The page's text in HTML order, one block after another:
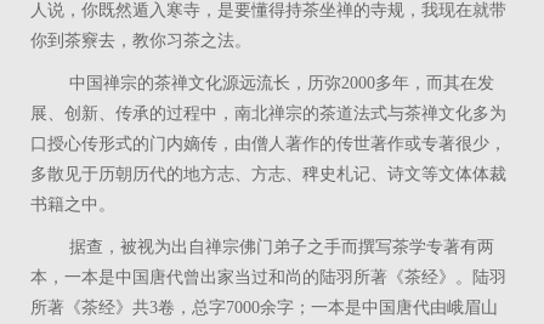
人说，你既然遁入寒寺，是要懂得持茶坐禅的寺规，我现在就带
你到茶竂去，教你习茶之法。
中国禅宗的茶禅文化源远流长，历弥2000多年，而其在发
展、创新、传承的过程中，南北禅宗的茶道法式与茶禅文化多为
口授心传形式的门内嫡传，由僧人著作的传世著作或专著很少，
多散见于历朝历代的地方志、方志、稗史札记、诗文等文体体裁
书籍之中。
据查，被视为出自禅宗佛门弟子之手而撰写茶学专著有两
本，一本是中国唐代曾出家当过和尚的陆羽所著《茶经》。陆羽
所著《茶经》共3卷，总字7000余字；一本是中国唐代由峨眉山